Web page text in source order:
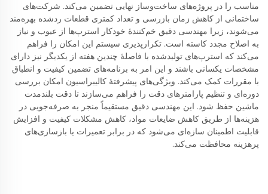
مناسب را در پروژه‌های ساخت‌وساز نهایی تضمین می‌کند. شرکت‌های
ساختمانی از کاهش زمان بازرسی و تعداد کمتری قطعات ردشده بهره‌مند
می‌شوند، زیرا مهندسی دقیق خم‌کنندهٔ خودکار استرپ‌ها از عیوب و نیاز
به اصلاح مجدد کاسته است. تکرارپذیری سیستم این امکان را فراهم
می‌کند که استرپ‌های تولیدشده با فاصلهٔ چندین هفته از یکدیگر نیز دارای
مشخصات یکسانی باشند و این امر به برنامه‌های تضمین کیفیت و انطباق
با مقررات کمک می‌کند. ویژگی‌های پیشرفتهٔ کالیبراسیون امکان بررسی
دوره‌ای و تنظیم پارامترهای دقت را فراهم می‌سازند تا دقت بلندمدت
ماشین حفظ شود. این مهندسی دقیق مستقیماً منجر به صرفه‌جویی در
هزینه‌ها از طریق کاهش ضایعات مواد، کاهش مشکلات کیفیت و افزایش
قابلیت اطمینان سازه‌ای می‌شود که در برابر تعمیرات یا بازسازی‌های
پرهزینه محافظت می‌کند.